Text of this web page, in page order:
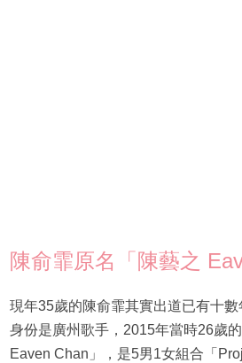
陳俞霏原名「陳藝之
現年35歲的陳俞霏其實出道已有十
身份是廣州歌手，2015年當時26歲
Eaven Chan」，是5男1女組合「